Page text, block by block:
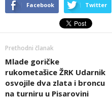
Facebook Twitter
Prethodni članak
Mlade goričke
rukometašice ŽRK Udarnik
osvojile dva zlata i broncu
na turniru u Pisarovini